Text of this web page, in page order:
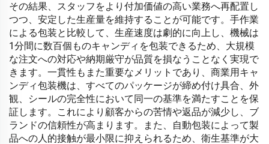
その結果、スタッフをより付加価値の高い業務へ再配置し
つつ、安定した生産量を維持することが可能です。手作業
による包装と比較して、生産速度は劇的に向上し、機械は
1分間に数百個ものキャンディを包装できるため、大規模
な注文への対応や納期厳守が品質を損なうことなく実現で
きます。一貫性もまた重要なメリットであり、商業用キャ
ンディ包装機は、すべてのパッケージが締め付け具合、外
観、シールの完全性において同一の基準を満たすことを保
証します。これにより顧客からの苦情や返品が減少し、ブ
ランドの信頼性が高まります。また、自動包装によって製
品への人的接触が最小限に抑えられるため、衛生基準が大